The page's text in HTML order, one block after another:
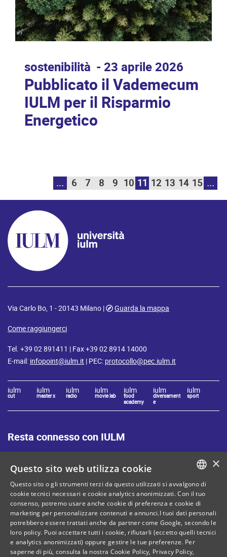
sostenibilità 23 aprile 2026
Pubblicato il Vademecum
IULM per il Risparmio
Energetico
... 6 7 8 9 10 11 12 13 14 15 ...
Via Carlo Bo, 1 - 20143 Milano |
Guarda la mappa
Come raggiungerci
Tel. +39 02 891411 | Fax +39 02 8914 14000
E-mail: infopoint@iulm.it | PEC: protocollo@pec.iulm.it
iulm
cut
iulm
master x
iulm
radio
iulm
movie lab
iulm
food
academy
iulm
diversament
e
iulm
sport
Resta connesso con IULM
Mappa del sito
Privacy policy
Cookie Policy
Note legali
Contatti
ITALIAN
ENGLISH
×
Questo sito web utilizza cookie
Questo sito o gli strumenti terzi da questo utilizzati si avvalgono di
cookie tecnici necessari e cookie analytics anonimizzati. Con il tuo
consenso, potremo usare anche cookie di preferenza e cookie di
marketing per personalizzare contenuti e annunci.I tuoi dati personali
potrebbero essere trattati anche da partner come Google, secondo le
loro policy. Puoi accettare tutti i cookie, rifiutarli (eccetto quelli tecnici
e analytics anonimizzati) oppure gestire le tue preferenze. Per
saperne di più, consulta la nostra Cookie Policy, Privacy Policy,